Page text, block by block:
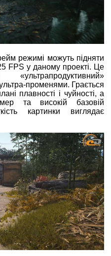
режимі можуть підняти
FPS у даному проекті. Це
променями. Грається
плавності і чуйності, а
та високій базовій
картинки виглядає